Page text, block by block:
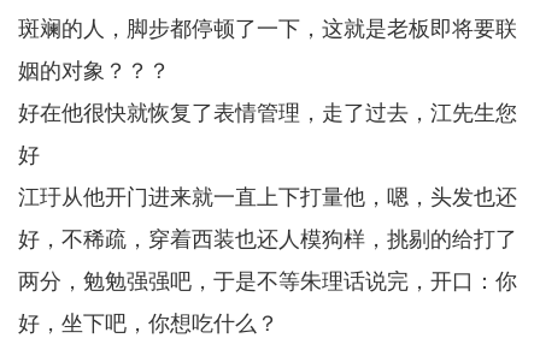
斑斓的人，脚步都停顿了一下，这就是老板即将要联
姻的对象？？？
好在他很快就恢复了表情管理，走了过去，江先生您
好
江玗从他开门进来就一直上下打量他，嗯，头发也还
好，不稀疏，穿着西装也还人模狗样，挑剔的给打了
两分，勉勉强强吧，于是不等朱理话说完，开口：你
好，坐下吧，你想吃什么？